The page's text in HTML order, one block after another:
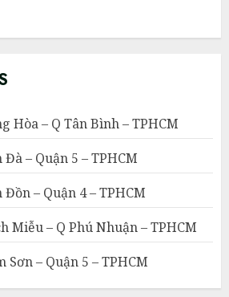
Hòa – Q Tân Bình – TPHCM
– Quận 5 – TPHCM
– Quận 4 – TPHCM
Miễu – Q Phú Nhuận – TPHCM
– Quận 5 – TPHCM